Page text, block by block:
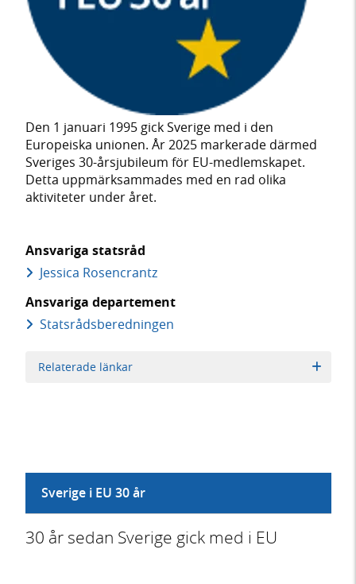
Den 1 januari 1995 gick Sverige med i den
Europeiska unionen. År 2025 markerade därmed
Sveriges 30-årsjubileum för EU-medlemskapet.
Detta uppmärksammades med en rad olika
aktiviteter under året.
Ansvariga statsråd
Jessica Rosencrantz
Ansvariga departement
Statsrådsberedningen
Relaterade länkar
Sverige i EU 30 år
30 år sedan Sverige gick med i EU